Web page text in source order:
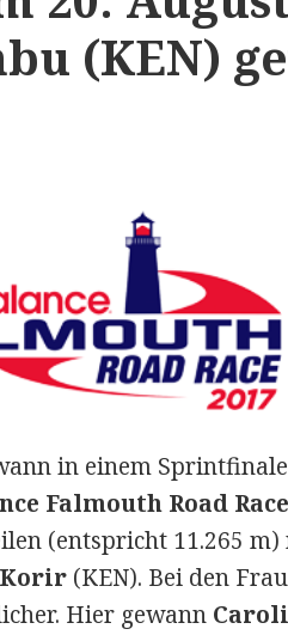
(KEN)
in einem
Falmouth Road Race
(entspricht 11.265 m)
(KEN). Bei den
Hier gewann